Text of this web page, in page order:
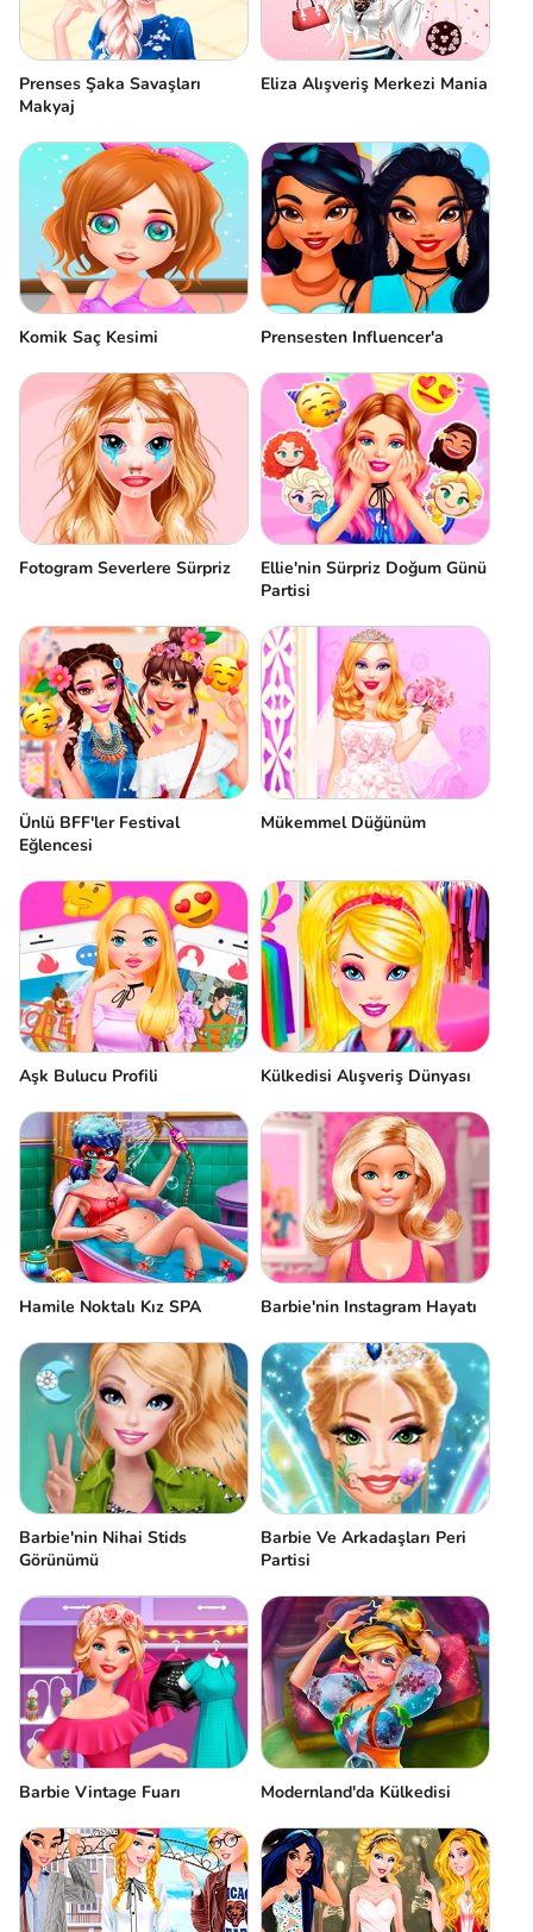
Prenses Şaka Savaşları
Makyaj
Eliza Alışveriş Merkezi Mania
Komik Saç Kesimi Prensesten Influencer'a
Fotogram Severlere Sürpriz
Ellie'nin Sürpriz Doğum Günü
Partisi
Ünlü BFF'ler Festival
Eğlencesi
Mükemmel Düğünüm
Aşk Bulucu Profili Külkedisi Alışveriş Dünyası
Hamile Noktalı Kız SPA Barbie'nin Instagram Hayatı
Barbie'nin Nihai Stids
Görünümü
Barbie Ve Arkadaşları Peri
Partisi
Barbie Vintage Fuarı Modernland'da Külkedisi